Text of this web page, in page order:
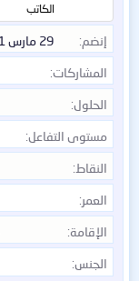
الكاتب
إنضم 29 مارس 2021
المشاركات
الحلول
مستوى التفاعل
النقاط
العمر
الإقامة
الجنس